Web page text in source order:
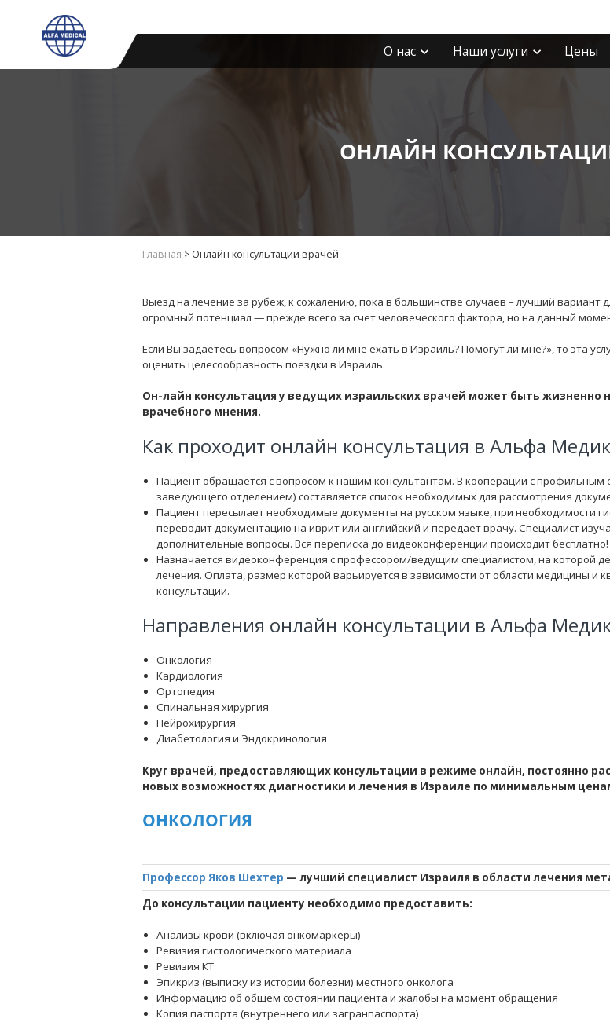
О нас Наши услуги Цены
ОНЛАЙН
Главная > Онлайн консультации врачей
Выезд на лечение за рубеж, к сожалению, пока в большинстве случаев – лучший вариант
огромный потенциал — прежде всего за счет человеческого фактора, но на данный
Если Вы задаетесь вопросом «Нужно ли мне ехать в Израиль? Помогут ли мне?», то эта
оценить целесообразность поездки в Израиль.
Он-лайн консультация у ведущих израильских врачей может быть жизненно
врачебного мнения.
Как проходит онлайн консультация в Альфа
Пациент обращается с вопросом к нашим консультантам. В кооперации с профильным
заведующего отделением) составляется список необходимых для рассмотрения
Пациент пересылает необходимые документы на русском языке, при необходимости
переводит документацию на иврит или английский и передает врачу. Специалист
дополнительные вопросы. Вся переписка до видеоконференции происходит бесплатно!
Назначается видеоконференция с профессором/ведущим специалистом, на которой
лечения. Оплата, размер которой варьируется в зависимости от области медицины и
консультации.
Направления онлайн консультации в Альфа
Онкология
Кардиология
Ортопедия
Спинальная хирургия
Нейрохирургия
Диабетология и Эндокринология
Круг врачей, предоставляющих консультации в режиме онлайн, постоянно
новых возможностях диагностики и лечения в Израиле по минимальным
ОНКОЛОГИЯ
Профессор Яков Шехтер — лучший специалист Израиля в области лечения
До консультации пациенту необходимо предоставить:
Анализы крови (включая онкомаркеры)
Ревизия гистологического материала
Ревизия КТ
Эпикриз (выписку из истории болезни) местного онколога
Информацию об общем состоянии пациента и жалобы на момент обращения
Копия паспорта (внутреннего или загранпаспорта)